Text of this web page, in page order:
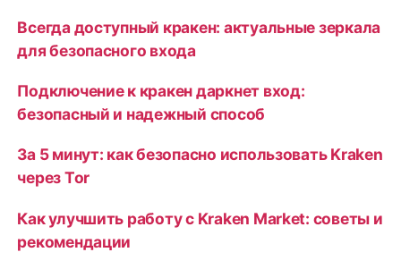
Всегда доступный кракен: актуальные зеркала
для безопасного входа
Подключение к кракен даркнет вход:
безопасный и надежный способ
За 5 минут: как безопасно использовать Kraken
через Tor
Как улучшить работу с Kraken Market: советы и
рекомендации